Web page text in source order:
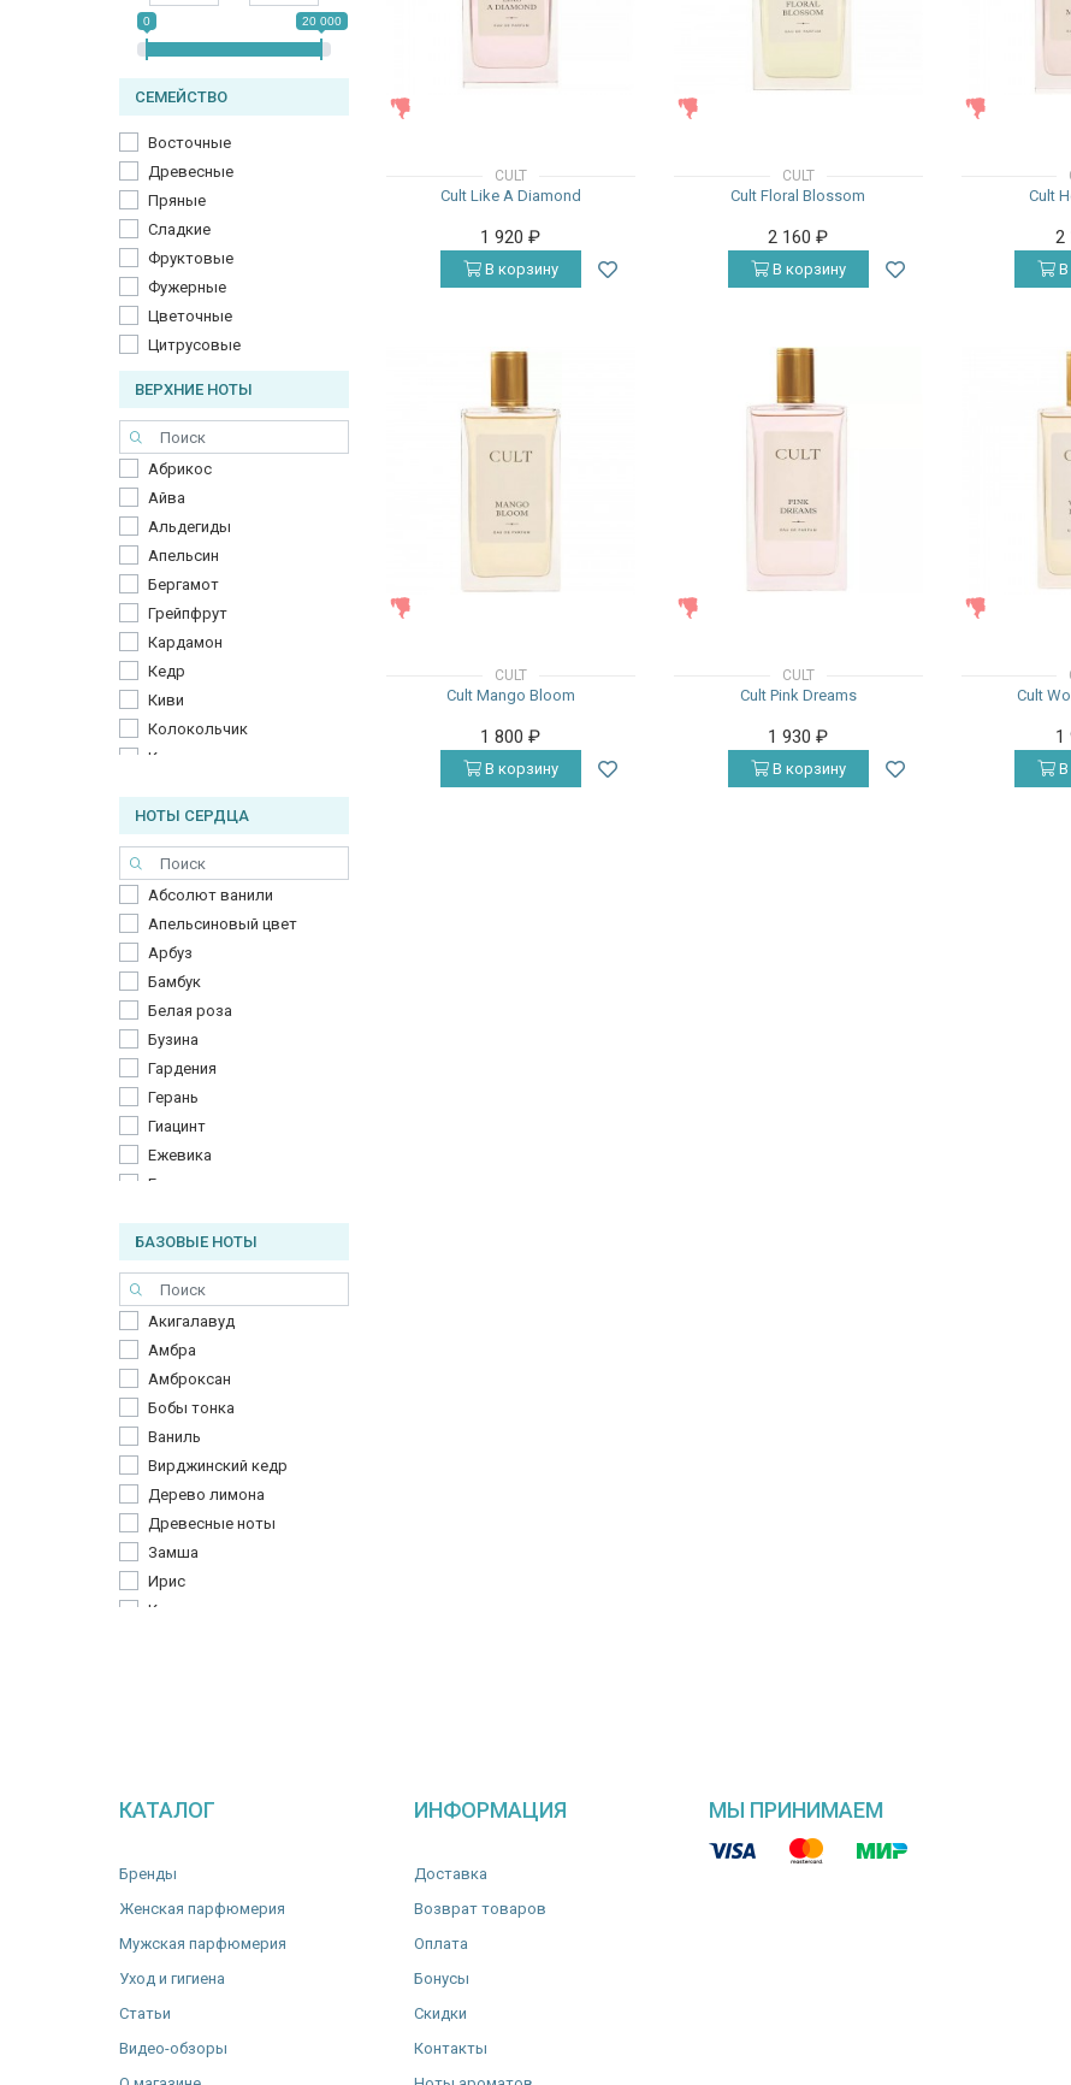
0 20 000
СЕМЕЙСТВО
Восточные
Древесные
Пряные
Сладкие
Фруктовые
Фужерные
Цветочные
Цитрусовые
ВЕРХНИЕ НОТЫ
Абрикос
Айва
Альдегиды
Апельсин
Бергамот
Грейпфрут
Кардамон
Кедр
Киви
Колокольчик
Кориандр
Красные ягоды
Лимон
Лист чёрной смородины
Манго
Мандарин
Нероли
Ревень
Розовый перец
Фиалка
Цветок груши
Шампанское
Яблоко
НОТЫ СЕРДЦА
Абсолют ванили
Апельсиновый цвет
Арбуз
Бамбук
Белая роза
Бузина
Гардения
Герань
Гиацинт
Ежевика
Ель
Жимолость
Ирис
Лотос
Орхидея
Пион
Роза
Сандал
Франжипани
Фрезия
Цикламен
БАЗОВЫЕ НОТЫ
Акигалавуд
Амбра
Амброксан
Бобы тонка
Ваниль
Вирджинский кедр
Дерево лимона
Древесные ноты
Замша
Ирис
Карамель
Сахар
Тростниковый сахар
CULT
Cult Like A Diamond
1 920₽
В корзину
CULT
Cult Floral Blossom
2 160₽
В корзину
Cult
2
В
CULT
Cult Mango Bloom
1 800₽
В корзину
CULT
Cult Pink Dreams
1 930₽
В корзину
Cult
1
В
КАТАЛОГ
Бренды
Женская парфюмерия
Мужская парфюмерия
Уход и гигиена
Статьи
Видео-обзоры
ИНФОРМАЦИЯ
Доставка
Возврат товаров
Оплата
Бонусы
Скидки
Контакты
МЫ ПРИНИМАЕМ